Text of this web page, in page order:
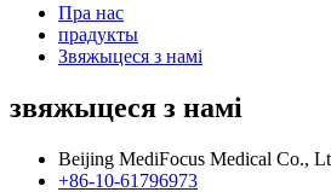
Пра нас
прадукты
Звяжыцеся з намі
звяжыцеся з намі
Beijing MediFocus Medical Co.,
+86-10-61796973